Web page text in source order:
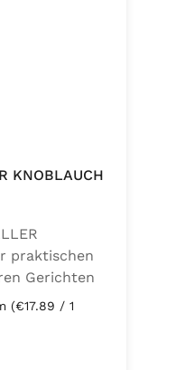
KNOBLAUCH
praktischen
Gerichten
Hergestellt
zu 100
– ideal für
(€17.89 / 1